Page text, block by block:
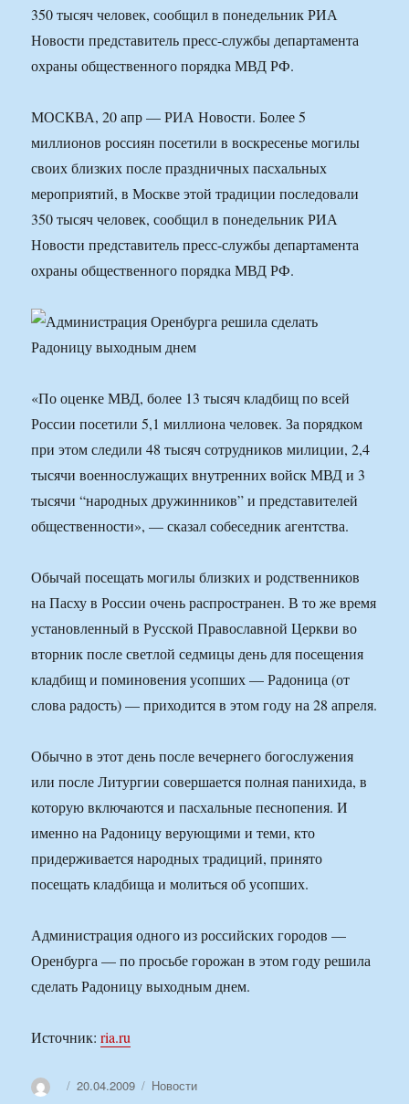
350 тысяч человек, сообщил в понедельник РИА
Новости представитель пресс-службы департамента
охраны общественного порядка МВД РФ.
МОСКВА, 20 апр — РИА Новости. Более 5
миллионов россиян посетили в воскресенье могилы
своих близких после праздничных пасхальных
мероприятий, в Москве этой традиции последовали
350 тысяч человек, сообщил в понедельник РИА
Новости представитель пресс-службы департамента
охраны общественного порядка МВД РФ.
«По оценке МВД, более 13 тысяч кладбищ по всей
России посетили 5,1 миллиона человек. За порядком
при этом следили 48 тысяч сотрудников милиции, 2,4
тысячи военнослужащих внутренних войск МВД и 3
тысячи “народных дружинников” и представителей
общественности», — сказал собеседник агентства.
Обычай посещать могилы близких и родственников
на Пасху в России очень распространен. В то же время
установленный в Русской Православной Церкви во
вторник после светлой седмицы день для посещения
кладбищ и поминовения усопших — Радоница (от
слова радость) — приходится в этом году на 28 апреля.
Обычно в этот день после вечернего богослужения
или после Литургии совершается полная панихида, в
которую включаются и пасхальные песнопения. И
именно на Радоницу верующими и теми, кто
придерживается народных традиций, принято
посещать кладбища и молиться об усопших.
Администрация одного из российских городов —
Оренбурга — по просьбе горожан в этом году решила
сделать Радоницу выходным днем.
Источник:ria.ru
АвторОпубликовано
20.04.2009 Рубрики
Новости